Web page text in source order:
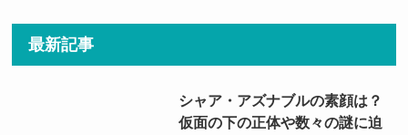
最新記事
シャア・アズナブルの素顔は？
仮面の下の正体や数々の謎に迫